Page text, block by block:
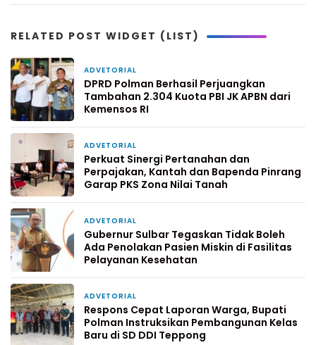
RELATED POST WIDGET (LIST)
ADVETORIAL
DPRD Polman Berhasil Perjuangkan
Tambahan 2.304 Kuota PBI JK APBN dari
Kemensos RI
ADVETORIAL
Perkuat Sinergi Pertanahan dan
Perpajakan, Kantah dan Bapenda Pinrang
Garap PKS Zona Nilai Tanah
ADVETORIAL
Gubernur Sulbar Tegaskan Tidak Boleh
Ada Penolakan Pasien Miskin di Fasilitas
Pelayanan Kesehatan
ADVETORIAL
Respons Cepat Laporan Warga, Bupati
Polman Instruksikan Pembangunan Kelas
Baru di SD DDI Teppong